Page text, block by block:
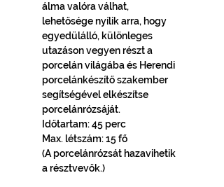
álma valóra válhat,
lehetősége nyílik arra, hogy
egyedülálló, különleges
utazáson vegyen részt a
porcelán világába és Herendi
porcelánkészítő szakember
segítségével elkészítse
porcelánrózsáját.
Időtartam: 45 perc
Max. létszám: 15 fő
(A porcelánrózsát hazavihetik
a résztvevők.)